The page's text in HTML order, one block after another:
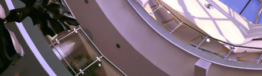
Kandydaci